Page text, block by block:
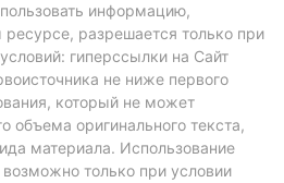
информацию,
разрешается только при
гиперссылки на Сайт
не ниже первого
который не может
объема оригинального текста,
материала. Использование
только при условии